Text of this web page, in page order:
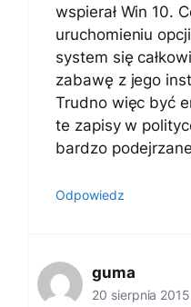
wspierał Win 10.
uruchomieniu
system się
zabawę z jego
Trudno więc być
te zapisy w
bardzo
Odpowiedz
guma
20 sierpnia